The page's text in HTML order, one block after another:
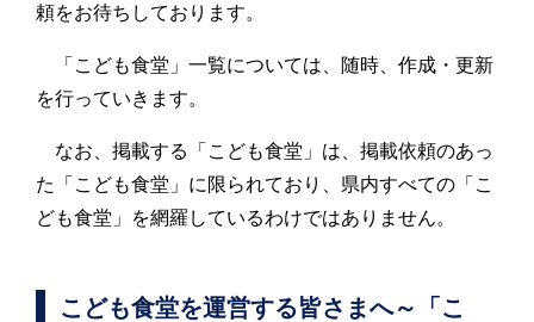
頼をお待ちしております。
「こども食堂」一覧については、随時、作成・更新
を行っていきます。
なお、掲載する「こども食堂」は、掲載依頼のあっ
た「こども食堂」に限られており、県内すべての「こ
ども食堂」を網羅しているわけではありません。
こども食堂を運営する皆さまへ～「こ